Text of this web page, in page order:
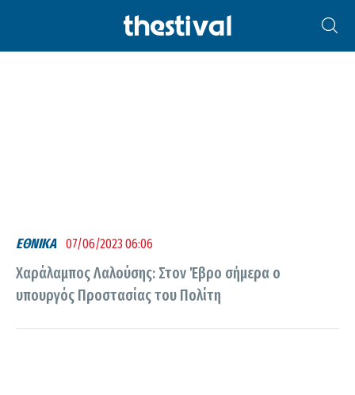
ΧΑΡΆΛΑΜΠΟΣ ΛΑΛΟΎΣΗΣ
ΕΘΝΙΚΑ 07/06/2023 06:06
Χαράλαμπος Λαλούσης: Στον Έβρο σήμερα ο
υπουργός Προστασίας του Πολίτη